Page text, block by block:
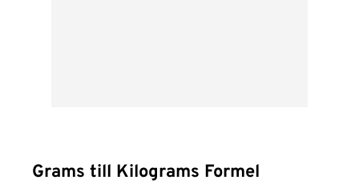
Grams till Kilograms Formel